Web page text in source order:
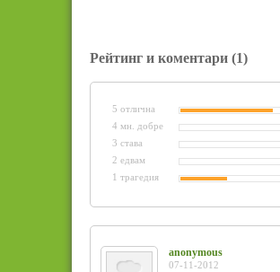
Рейтинг и коментари (1)
5 отлична
4 мн. добре
3 става
2 едвам
1 трагедия
anonymous
07-11-2012